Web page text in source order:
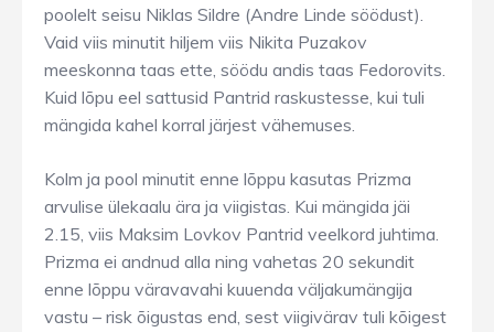
poolelt seisu Niklas Sildre (Andre Linde söödust).
Vaid viis minutit hiljem viis Nikita Puzakov
meeskonna taas ette, söödu andis taas Fedorovits.
Kuid lõpu eel sattusid Pantrid raskustesse, kui tuli
mängida kahel korral järjest vähemuses.
Kolm ja pool minutit enne lõppu kasutas Prizma
arvulise ülekaalu ära ja viigistas. Kui mängida jäi
2.15, viis Maksim Lovkov Pantrid veelkord juhtima.
Prizma ei andnud alla ning vahetas 20 sekundit
enne lõppu väravavahi kuuenda väljakumängija
vastu – risk õigustas end, sest viigivärav tuli kõigest